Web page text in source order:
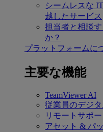
シームレスな
越したサービス
担当者と相談す
か？
プラットフォームに
主要な機能
TeamViewer AI
従業員のデジ
リモートサポ
アセット & パ